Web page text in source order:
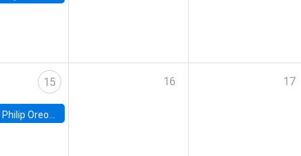
15
Philip Oreopolous, University of Toronto
16 17